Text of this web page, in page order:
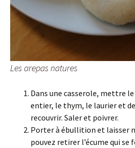
Les arepas natures
Dans une casserole, mettre
entier, le thym, le laurier et
recouvrir. Saler et poivrer.
Porter à ébullition et laisser
pouvez retirer l’écume qui se